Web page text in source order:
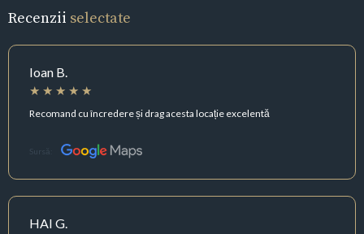
Recenzii selectate
Ioan B.
Recomand cu încredere și drag acesta locație excelentă
Sursă:
HAI G.